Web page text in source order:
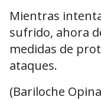
Mientras
sufrido, ahora
medidas de
ataques.
(Bariloche